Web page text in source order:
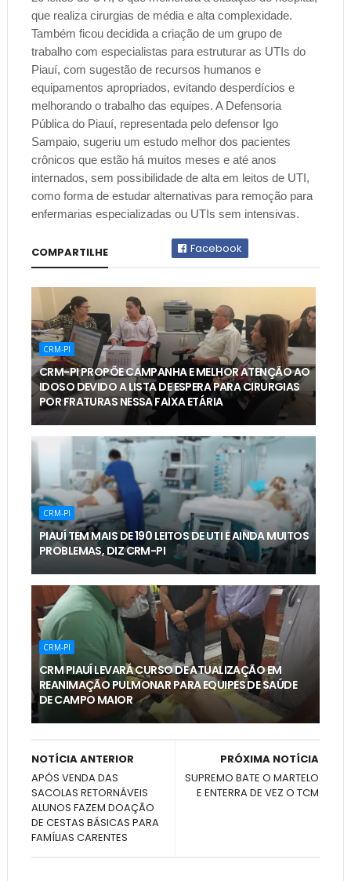
que realiza cirurgias de média e alta complexidade.
Também ficou decidida a criação de um grupo de
trabalho com especialistas para estruturar as UTIs do
Piauí, com sugestão de recursos humanos e
equipamentos apropriados, evitando desperdícios e
melhorando o trabalho das equipes. A Defensoria
Pública do Piauí, representada pelo defensor Igo
Sampaio, sugeriu um estudo melhor dos pacientes
crônicos que estão há muitos meses e até anos
internados, sem possibilidade de alta em leitos de UTI,
como forma de estudar alternativas para remoção para
enfermarias especializadas ou UTIs sem intensivas.
COMPARTILHE Facebook
CRM-PI
CRM-PI PROPÕE CAMPANHA E MELHOR ATENÇÃO AO
IDOSO DEVIDO A LISTA DE ESPERA PARA CIRURGIAS
POR FRATURAS NESSA FAIXA ETÁRIA
CRM-PI
PIAUÍ TEM MAIS DE 190 LEITOS DE UTI E AINDA MUITOS
PROBLEMAS, DIZ CRM-PI
CRM-PI
CRM PIAUÍ LEVARÁ CURSO DE ATUALIZAÇÃO EM
REANIMAÇÃO PULMONAR PARA EQUIPES DE SAÚDE
DE CAMPO MAIOR
PRÓXIMA NOTÍCIA
SUPREMO BATE O MARTELO
E ENTERRA DE VEZ O TCM
NOTÍCIA ANTERIOR
APÓS VENDA DAS
SACOLAS RETORNÁVEIS
ALUNOS FAZEM DOAÇÃO
DE CESTAS BÁSICAS PARA
FAMÍLIAS CARENTES